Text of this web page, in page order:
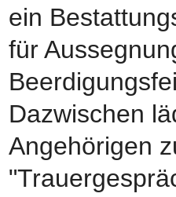
ein
für
Dazwischen
Angehörigen